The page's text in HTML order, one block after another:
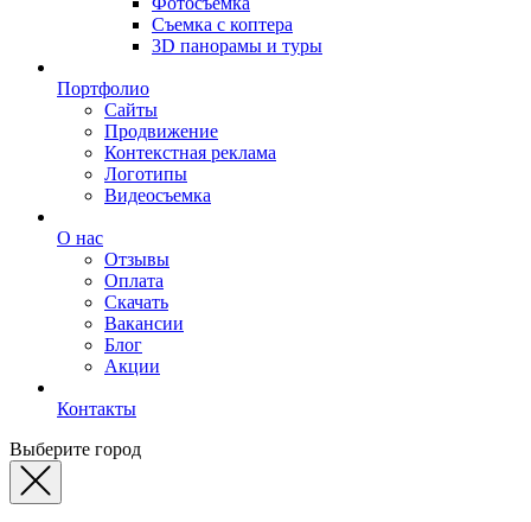
Съемка с коптера
3D панорамы и туры
Портфолио
Сайты
Продвижение
Контекстная реклама
Логотипы
Видеосъемка
О нас
Отзывы
Оплата
Скачать
Вакансии
Блог
Акции
Контакты
Выберите город